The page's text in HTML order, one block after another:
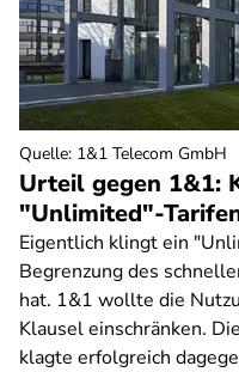
Urteil gegen 1&1:
"Unlimited"-
Eigentlich klingt ein
Begrenzung des
hat. 1&1 wollte die
Klausel einschränken.
klagte erfolgreich
Quelle: 1&1 Telecom GmbH